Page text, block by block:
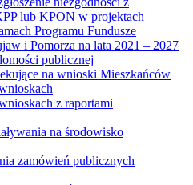
lub KPON w projektach
Programu Fundusze
i Pomorza na lata 2021 – 2027
publicznej
na wnioski Mieszkańców
z raportami
na środowisko
zamówień publicznych